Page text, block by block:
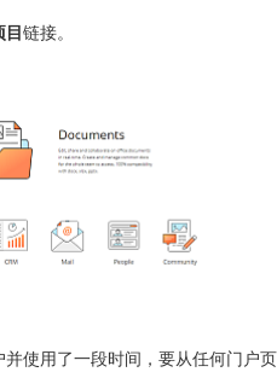
目链接。
使用了一段时间，要从任何门户